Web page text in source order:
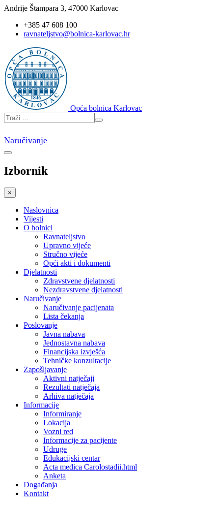
Andrije Štampara 3, 47000 Karlovac
+385 47 608 100
ravnateljstvo@bolnica-karlovac.hr
Opća bolnica Karlovac
Naručivanje
Izbornik
×
Naslovnica
Vijesti
O bolnici
Ravnateljstvo
Upravno vijeće
Stručno vijeće
Opći akti i dokumenti
Djelatnosti
Zdravstvene djelatnosti
Nezdravstvene djelatnosti
Naručivanje
Naručivanje pacijenata
Lista čekanja
Poslovanje
Javna nabava
Jednostavna nabava
Financijska izvješća
Tehničke konzultacije
Zapošljavanje
Aktivni natječaji
Rezultati natječaja
Arhiva natječaja
Informacije
Informiranje
Lokacija
Vozni red
Informacije za pacijente
Udruge
Edukacijski centar
Acta medica Carolostadii.html
Anketa
Događanja
Kontakt